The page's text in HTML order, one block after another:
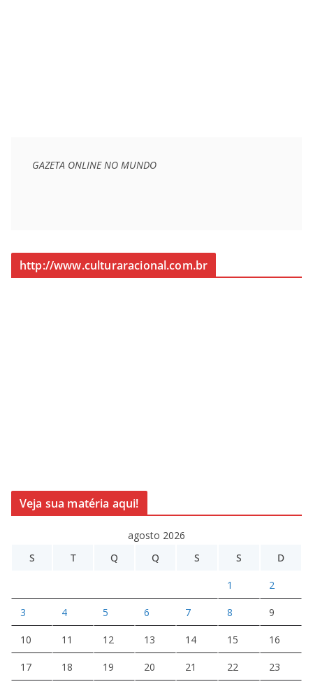
GAZETA ONLINE NO MUNDO
http://www.culturaracional.com.br
Veja sua matéria aqui!
agosto 2026
S
T Q Q S S D
1 2
3 4 5 6 7 8 9
10 11 12 13 14 15 16
17 18 19 20 21 22 23